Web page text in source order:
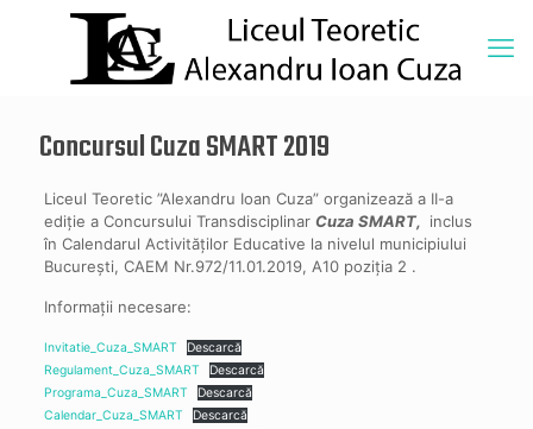
Concursul Cuza SMART 2019
Liceul Teoretic ”Alexandru Ioan Cuza” organizează a II-a
ediție a Concursului Transdisciplinar Cuza SMART,
inclus
în Calendarul Activităților Educative la nivelul municipiului
București, CAEM Nr.972/11.01.2019, A10 poziția 2 .
Informații necesare:
Invitatie_Cuza_SMART
Descarcă
Regulament_Cuza_SMART
Descarcă
Programa_Cuza_SMART
Descarcă
Calendar_Cuza_SMART
Descarcă